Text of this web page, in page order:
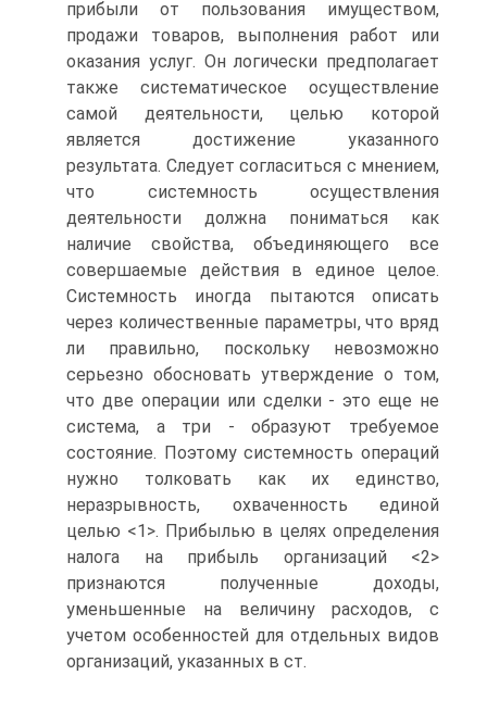
прибыли от пользования имуществом,
продажи товаров, выполнения работ или
оказания услуг. Он логически предполагает
также систематическое осуществление
самой деятельности, целью которой
является достижение указанного
результата. Следует согласиться с мнением,
что системность осуществления
деятельности должна пониматься как
наличие свойства, объединяющего все
совершаемые действия в единое целое.
Системность иногда пытаются описать
через количественные параметры, что вряд
ли правильно, поскольку невозможно
серьезно обосновать утверждение о том,
что две операции или сделки - это еще не
система, а три - образуют требуемое
состояние. Поэтому системность операций
нужно толковать как их единство,
неразрывность, охваченность единой
целью <1>. Прибылью в целях определения
налога на прибыль организаций <2>
признаются полученные доходы,
уменьшенные на величину расходов, с
учетом особенностей для отдельных видов
организаций, указанных в ст.